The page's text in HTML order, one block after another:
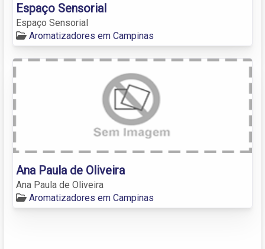
Espaço Sensorial
Espaço Sensorial
Aromatizadores em Campinas
Ana Paula de Oliveira
Ana Paula de Oliveira
Aromatizadores em Campinas